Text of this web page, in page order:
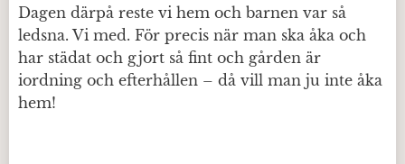
Dagen därpå reste vi hem och barnen var så
ledsna. Vi med. För precis när man ska åka och
har städat och gjort så fint och gården är
iordning och efterhållen – då vill man ju inte åka
hem!